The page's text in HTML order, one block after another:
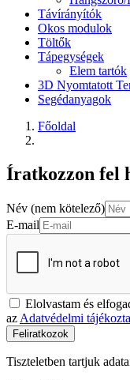
Távírányítók
Okos modulok
Töltők
Tápegységek
Elem tartók
3D Nyomtatott
Segédanyagok
Főoldal
Íratkozzon fel
Név (nem kötelező)
E-mail
Elolvastam és
az Adatvédelmi
Feliratkozok
Tiszteletben tartjuk